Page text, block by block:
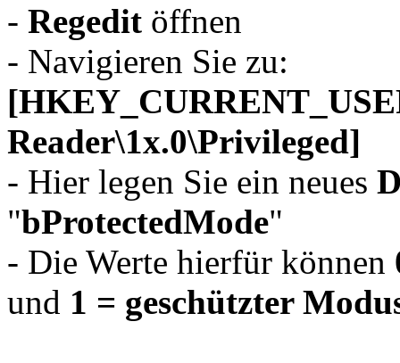
- Regedit öffnen
- Navigieren Sie zu:
Reader\1x.0\Privileged]
- Hier legen Sie ein neues
"bProtectedMode"
- Die Werte hierfür können
und 1 = geschützter